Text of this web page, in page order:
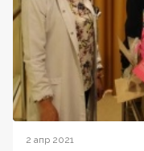
2 апр 2021